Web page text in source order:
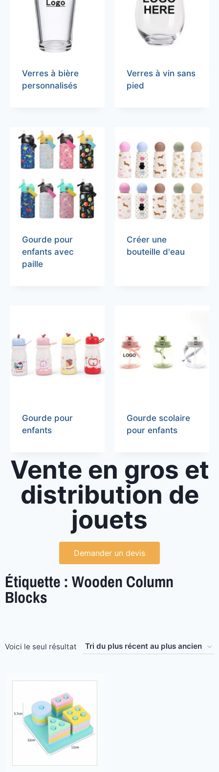
Verres à bière
personnalisés
Verres à vin sans
pied
Gourde pour
enfants avec
paille
Créer une
bouteille d'eau
Gourde pour
enfants
Gourde scolaire
pour enfants
Vente en gros et
distribution de
jouets
Demander un devis
Étiquette : Wooden Column
Blocks
Voici le seul résultat